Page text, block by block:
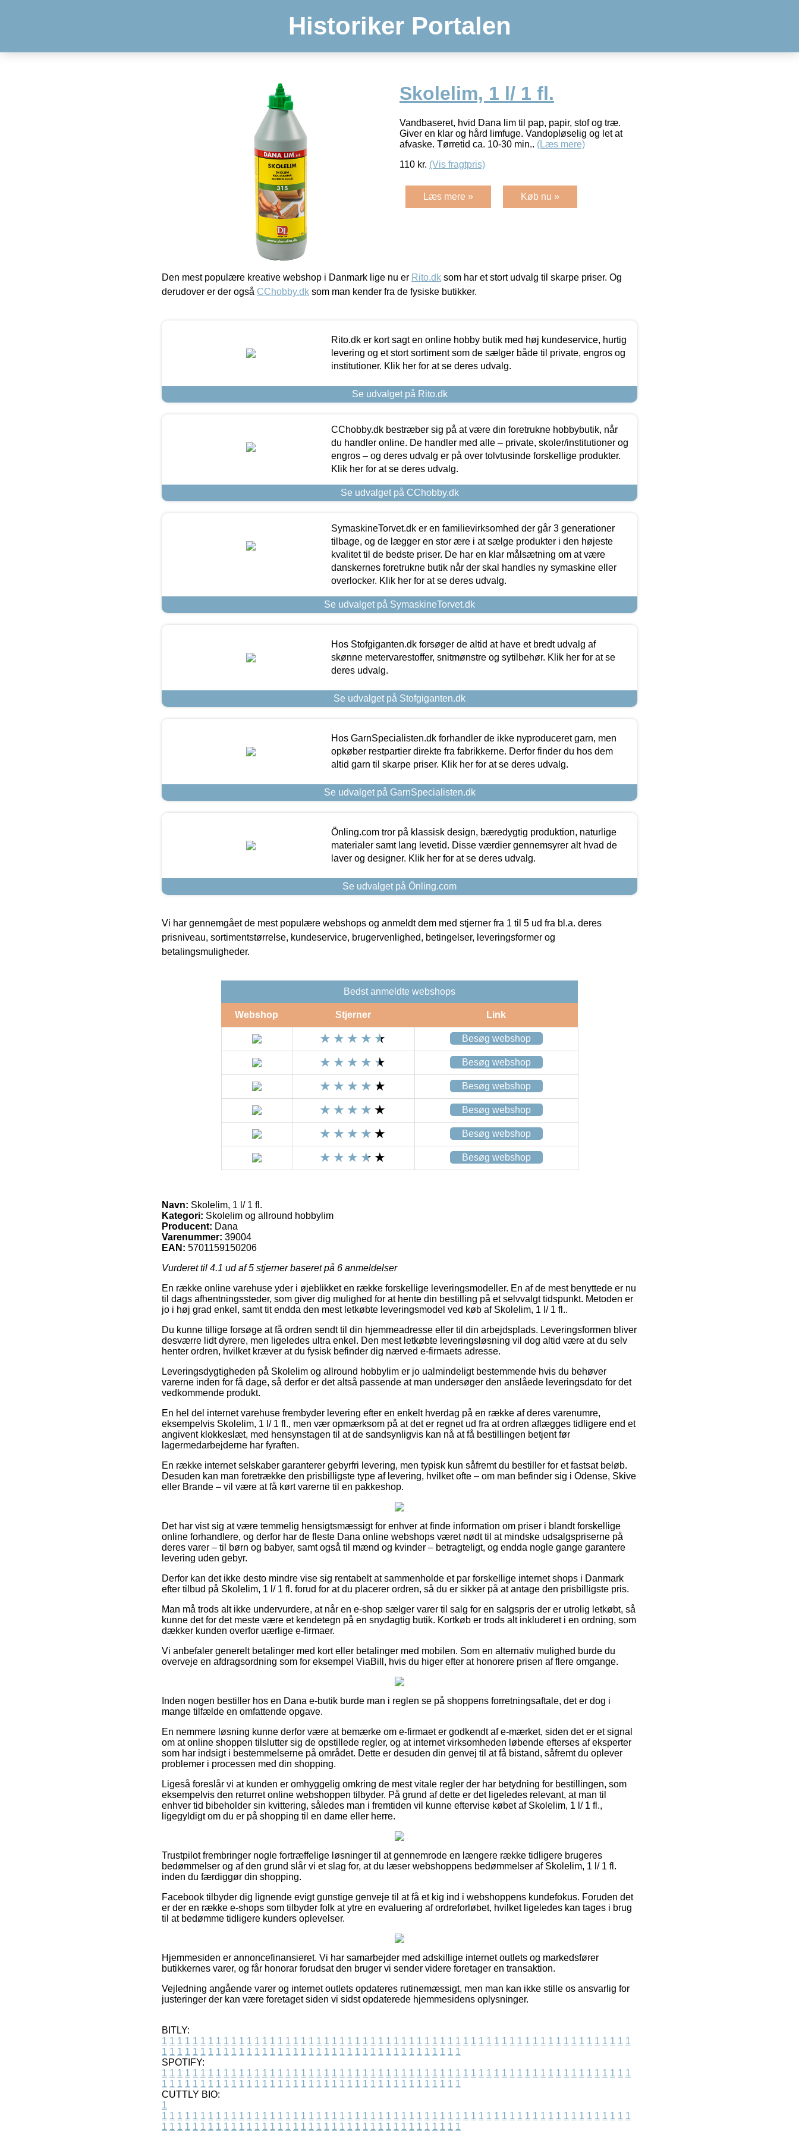
Historiker Portalen
Skolelim, 1 l/ 1 fl.
Vandbaseret, hvid Dana lim til pap, papir, stof og træ.
Giver en klar og hård limfuge. Vandopløselig og let at
afvaske. Tørretid ca. 10-30 min.. (Læs mere)
110 kr. (Vis fragtpris)
Læs mere » Køb nu »
Den mest populære kreative webshop i Danmark lige nu er Rito.dk som har et stort udvalg til skarpe priser. Og
derudover er der også CChobby.dk som man kender fra de fysiske butikker.
Rito.dk er kort sagt en online hobby butik med høj kundeservice, hurtig
levering og et stort sortiment som de sælger både til private, engros og
institutioner. Klik her for at se deres udvalg.
Se udvalget på Rito.dk
CChobby.dk bestræber sig på at være din foretrukne hobbybutik, når
du handler online. De handler med alle – private, skoler/institutioner og
engros – og deres udvalg er på over tolvtusinde forskellige produkter.
Klik her for at se deres udvalg.
Se udvalget på CChobby.dk
SymaskineTorvet.dk er en familievirksomhed der går 3 generationer
tilbage, og de lægger en stor ære i at sælge produkter i den højeste
kvalitet til de bedste priser. De har en klar målsætning om at være
danskernes foretrukne butik når der skal handles ny symaskine eller
overlocker. Klik her for at se deres udvalg.
Se udvalget på SymaskineTorvet.dk
Hos Stofgiganten.dk forsøger de altid at have et bredt udvalg af
skønne metervarestoffer, snitmønstre og sytilbehør. Klik her for at se
deres udvalg.
Se udvalget på Stofgiganten.dk
Hos GarnSpecialisten.dk forhandler de ikke nyproduceret garn, men
opkøber restpartier direkte fra fabrikkerne. Derfor finder du hos dem
altid garn til skarpe priser. Klik her for at se deres udvalg.
Se udvalget på GarnSpecialisten.dk
Önling.com tror på klassisk design, bæredygtig produktion, naturlige
materialer samt lang levetid. Disse værdier gennemsyrer alt hvad de
laver og designer. Klik her for at se deres udvalg.
Se udvalget på Önling.com
Vi har gennemgået de mest populære webshops og anmeldt dem med stjerner fra 1 til 5 ud fra bl.a. deres
prisniveau, sortimentstørrelse, kundeservice, brugervenlighed, betingelser, leveringsformer og
betalingsmuligheder.
Bedst anmeldte webshops
Webshop Stjerner Link
Besøg webshop
Besøg webshop
Besøg webshop
Besøg webshop
Besøg webshop
Besøg webshop
Navn: Skolelim, 1 l/ 1 fl.
Kategori: Skolelim og allround hobbylim
Producent: Dana
Varenummer: 39004
EAN: 5701159150206
Vurderet til 4.1 ud af 5 stjerner baseret på 6 anmeldelser
En række online varehuse yder i øjeblikket en række forskellige leveringsmodeller. En af de mest benyttede er nu
til dags afhentningssteder, som giver dig mulighed for at hente din bestilling på et selvvalgt tidspunkt. Metoden er
jo i høj grad enkel, samt tit endda den mest letkøbte leveringsmodel ved køb af Skolelim, 1 l/ 1 fl..
Du kunne tillige forsøge at få ordren sendt til din hjemmeadresse eller til din arbejdsplads. Leveringsformen bliver
desværre lidt dyrere, men ligeledes ultra enkel. Den mest letkøbte leveringsløsning vil dog altid være at du selv
henter ordren, hvilket kræver at du fysisk befinder dig nærved e-firmaets adresse.
Leveringsdygtigheden på Skolelim og allround hobbylim er jo ualmindeligt bestemmende hvis du behøver
varerne inden for få dage, så derfor er det altså passende at man undersøger den anslåede leveringsdato for det
vedkommende produkt.
En hel del internet varehuse frembyder levering efter en enkelt hverdag på en række af deres varenumre,
eksempelvis Skolelim, 1 l/ 1 fl., men vær opmærksom på at det er regnet ud fra at ordren aflægges tidligere end et
angivent klokkeslæt, med hensynstagen til at de sandsynligvis kan nå at få bestillingen betjent før
lagermedarbejderne har fyraften.
En række internet selskaber garanterer gebyrfri levering, men typisk kun såfremt du bestiller for et fastsat beløb.
Desuden kan man foretrække den prisbilligste type af levering, hvilket ofte – om man befinder sig i Odense, Skive
eller Brande – vil være at få kørt varerne til en pakkeshop.
Det har vist sig at være temmelig hensigtsmæssigt for enhver at finde information om priser i blandt forskellige
online forhandlere, og derfor har de fleste Dana online webshops været nødt til at mindske udsalgspriserne på
deres varer – til børn og babyer, samt også til mænd og kvinder – betragteligt, og endda nogle gange garantere
levering uden gebyr.
Derfor kan det ikke desto mindre vise sig rentabelt at sammenholde et par forskellige internet shops i Danmark
efter tilbud på Skolelim, 1 l/ 1 fl. forud for at du placerer ordren, så du er sikker på at antage den prisbilligste pris.
Man må trods alt ikke undervurdere, at når en e-shop sælger varer til salg for en salgspris der er utrolig letkøbt, så
kunne det for det meste være et kendetegn på en snydagtig butik. Kortkøb er trods alt inkluderet i en ordning, som
dækker kunden overfor uærlige e-firmaer.
Vi anbefaler generelt betalinger med kort eller betalinger med mobilen. Som en alternativ mulighed burde du
overveje en afdragsordning som for eksempel ViaBill, hvis du higer efter at honorere prisen af flere omgange.
Inden nogen bestiller hos en Dana e-butik burde man i reglen se på shoppens forretningsaftale, det er dog i
mange tilfælde en omfattende opgave.
En nemmere løsning kunne derfor være at bemærke om e-firmaet er godkendt af e-mærket, siden det er et signal
om at online shoppen tilslutter sig de opstillede regler, og at internet virksomheden løbende efterses af eksperter
som har indsigt i bestemmelserne på området. Dette er desuden din genvej til at få bistand, såfremt du oplever
problemer i processen med din shopping.
Ligeså foreslår vi at kunden er omhyggelig omkring de mest vitale regler der har betydning for bestillingen, som
eksempelvis den returret online webshoppen tilbyder. På grund af dette er det ligeledes relevant, at man til
enhver tid bibeholder sin kvittering, således man i fremtiden vil kunne eftervise købet af Skolelim, 1 l/ 1 fl.,
ligegyldigt om du er på shopping til en dame eller herre.
Trustpilot frembringer nogle fortræffelige løsninger til at gennemrode en længere række tidligere brugeres
bedømmelser og af den grund slår vi et slag for, at du læser webshoppens bedømmelser af Skolelim, 1 l/ 1 fl.
inden du færdiggør din shopping.
Facebook tilbyder dig lignende evigt gunstige genveje til at få et kig ind i webshoppens kundefokus. Foruden det
er der en række e-shops som tilbyder folk at ytre en evaluering af ordreforløbet, hvilket ligeledes kan tages i brug
til at bedømme tidligere kunders oplevelser.
Hjemmesiden er annoncefinansieret. Vi har samarbejder med adskillige internet outlets og markedsfører
butikkernes varer, og får honorar forudsat den bruger vi sender videre foretager en transaktion.
Vejledning angående varer og internet outlets opdateres rutinemæssigt, men man kan ikke stille os ansvarlig for
justeringer der kan være foretaget siden vi sidst opdaterede hjemmesidens oplysninger.
BITLY:
1 1 1 1 1 1 1 1 1 1 1 1 1 1 1 1 1 1 1 1 1 1 1 1 1 1 1 1 1 1 1 1 1 1 1 1 1 1 1 1 1 1 1 1 1 1 1 1 1 1 1 1 1 1 1 1 1 1 1 1 1
1 1 1 1 1 1 1 1 1 1 1 1 1 1 1 1 1 1 1 1 1 1 1 1 1 1 1 1 1 1 1 1 1 1 1 1 1 1 1
SPOTIFY:
1 1 1 1 1 1 1 1 1 1 1 1 1 1 1 1 1 1 1 1 1 1 1 1 1 1 1 1 1 1 1 1 1 1 1 1 1 1 1 1 1 1 1 1 1 1 1 1 1 1 1 1 1 1 1 1 1 1 1 1 1
1 1 1 1 1 1 1 1 1 1 1 1 1 1 1 1 1 1 1 1 1 1 1 1 1 1 1 1 1 1 1 1 1 1 1 1 1 1 1
CUTTLY BIO:
1
1 1 1 1 1 1 1 1 1 1 1 1 1 1 1 1 1 1 1 1 1 1 1 1 1 1 1 1 1 1 1 1 1 1 1 1 1 1 1 1 1 1 1 1 1 1 1 1 1 1 1 1 1 1 1 1 1 1 1 1 1
1 1 1 1 1 1 1 1 1 1 1 1 1 1 1 1 1 1 1 1 1 1 1 1 1 1 1 1 1 1 1 1 1 1 1 1 1 1 1